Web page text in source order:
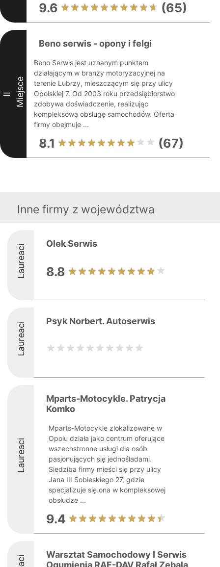
9.6 (65)
II Miejsce
Beno serwis - opony i felgi
Beno Serwis jest uznanym punktem
działającym w branży motoryzacyjnej na
terenie Lubrzy, mieszczącym się przy ulicy
Opolskiej 7. Od 2003 roku przedsiębiorstwo
zdobywa doświadczenie, realizując
kompleksową obsługę samochodów. Oferta
firmy obejmuje ...
8.1 (67)
Inne firmy z województwa
Laureaci Olek Serwis
8.8
Laureaci Psyk Norbert. Autoserwis
Laureaci
Mparts-Motocykle. Patrycja
Komko
Mparts-Motocykle zlokalizowane w
Opolu działa jako centrum oferujące
wszechstronne usługi dla osób
pasjonujących się jednośladami.
Siedziba firmy mieści się przy ulicy
Jana III Sobieskiego 27, gdzie
specjalizuje się ona w kompleksowej
obsłudze ...
9.4
Warsztat Samochodowy I Serwis
Ogumienia RAF-DAV Rafał Zębala